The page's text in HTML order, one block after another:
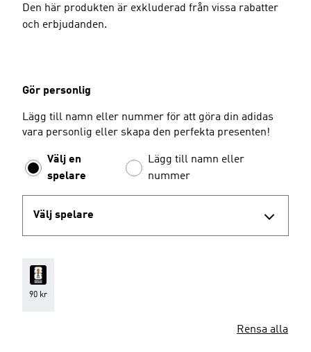
Den här produkten är exkluderad från vissa rabatter
och erbjudanden.
Gör personlig
Lägg till namn eller nummer för att göra din adidas
vara personlig eller skapa den perfekta presenten!
Välj en
spelare
Lägg till namn eller
nummer
Välj spelare
90 kr
Rensa alla